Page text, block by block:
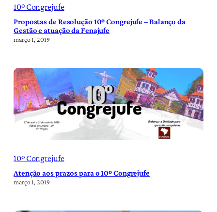
10º Congrejufe
Propostas de Resolução 10º Congrejufe – Balanço da
Gestão e atuação da Fenajufe
março 1, 2019
10º Congrejufe
Atenção aos prazos para o 10º Congrejufe
março 1, 2019